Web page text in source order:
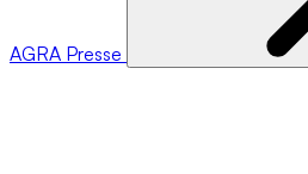
AGRA Presse